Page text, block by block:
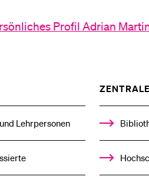
Profil Adrian
Lehrpersonen